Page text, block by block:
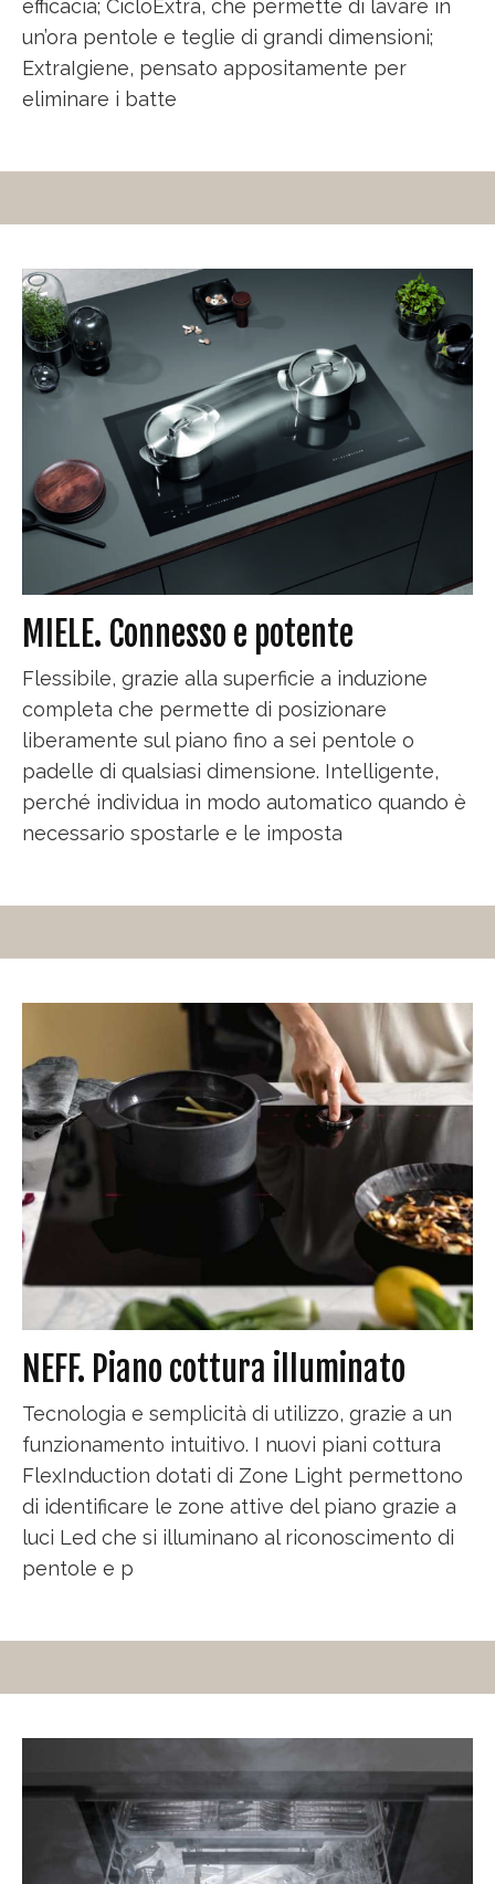
efficacia; CicloExtra, che permette di lavare in
un’ora pentole e teglie di grandi dimensioni;
ExtraIgiene, pensato appositamente per
eliminare i batte
MIELE. Connesso e potente
Flessibile, grazie alla superficie a induzione
completa che permette di posizionare
liberamente sul piano fino a sei pentole o
padelle di qualsiasi dimensione. Intelligente,
perché individua in modo automatico quando è
necessario spostarle e le imposta
NEFF. Piano cottura illuminato
Tecnologia e semplicità di utilizzo, grazie a un
funzionamento intuitivo. I nuovi piani cottura
FlexInduction dotati di Zone Light permettono
di identificare le zone attive del piano grazie a
luci Led che si illuminano al riconoscimento di
pentole e p